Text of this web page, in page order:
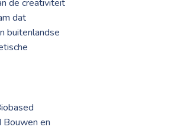
de creativiteit
dat
buitenlandse
en